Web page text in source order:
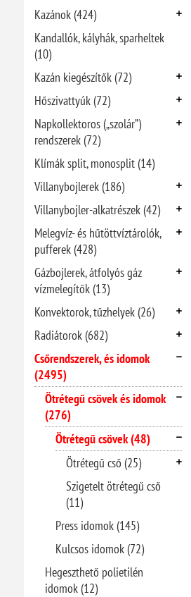
Kazánok (424)
Kandallók, kályhák, sparheltek
(10)
Kazán kiegészítők (72)
Hőszivattyúk (72)
Napkollektoros („szolár”)
rendszerek (72)
Klímák split, monosplit (14)
Villanybojlerek (186)
Villanybojler-alkatrészek (42)
Melegvíz- és hűtöttvíztárolók,
pufferek (428)
Gázbojlerek, átfolyós gáz
vízmelegítők (13)
Konvektorok, tűzhelyek (26)
Radiátorok (682)
Csőrendszerek, és idomok
(2495)
Ötrétegű csövek és idomok
(276)
Ötrétegű csövek (48)
Ötrétegű cső (25)
Szigetelt ötrétegű cső
(11)
Press idomok (145)
Kulcsos idomok (72)
Hegeszthető polietilén
idomok (12)